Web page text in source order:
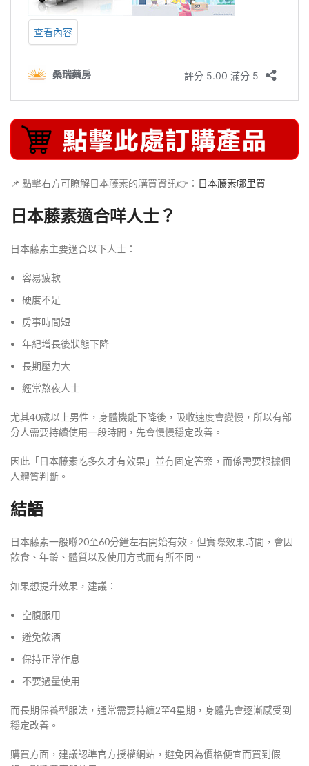
📌 點擊右方可瞭解日本藤素的購買資訊👉： 日本藤素哪里買
日本藤素適合咩人士？
日本藤素主要適合以下人士：
容易疲軟
硬度不足
房事時間短
年紀增長後狀態下降
長期壓力大
經常熬夜人士
尤其40歲以上男性，身體機能下降後，吸收速度會變慢，所以有部
分人需要持續使用一段時間，先會慢慢穩定改善。
因此「日本藤素吃多久才有效果」並冇固定答案，而係需要根據個
人體質判斷。
結語
日本藤素一般喺20至60分鐘左右開始有效，但實際效果時間，會因
飲食、年齡、體質以及使用方式而有所不同。
如果想提升效果，建議：
空腹服用
避免飲酒
保持正常作息
不要過量使用
而長期保養型服法，通常需要持續2至4星期，身體先會逐漸感受到
穩定改善。
購買方面，建議認準官方授權網站，避免因為價格便宜而買到假